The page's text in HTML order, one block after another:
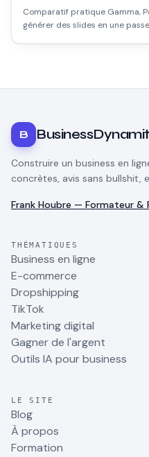
Comparatif pratique Gamma,
générer des slides en une
B
Construire un business en
concrètes, avis sans bullshit,
Frank Houbre — Formateur &
THÉMATIQUES
Business en ligne
E-commerce
Dropshipping
TikTok
Marketing digital
Gagner de l'argent
Outils IA pour business
LE SITE
Blog
À propos
Formation